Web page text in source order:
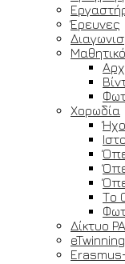
Έρευνες
Χορωδία
Το
Δίκτυο
eTwinning